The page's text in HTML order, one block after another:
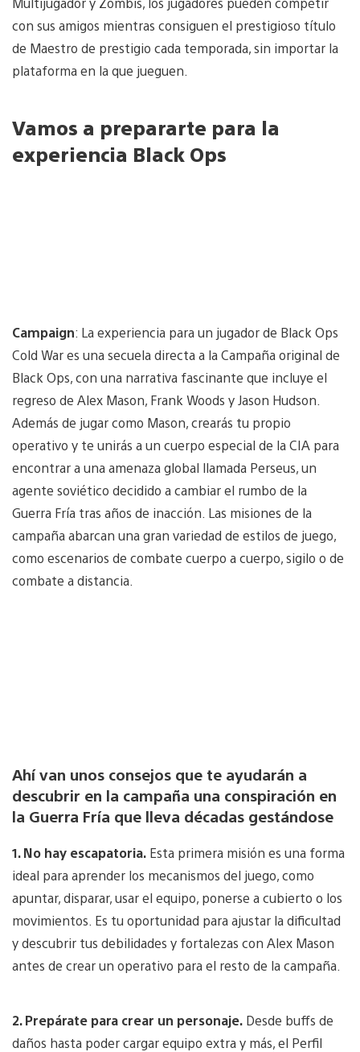
con sus amigos mientras consiguen el prestigioso título
de Maestro de prestigio cada temporada, sin importar la
plataforma en la que jueguen.
Vamos a prepararte para la
experiencia Black Ops
Campaign: La experiencia para un jugador de Black Ops
Cold War es una secuela directa a la Campaña original de
Black Ops, con una narrativa fascinante que incluye el
regreso de Alex Mason, Frank Woods y Jason Hudson.
Además de jugar como Mason, crearás tu propio
operativo y te unirás a un cuerpo especial de la CIA para
encontrar a una amenaza global llamada Perseus, un
agente soviético decidido a cambiar el rumbo de la
Guerra Fría tras años de inacción. Las misiones de la
campaña abarcan una gran variedad de estilos de juego,
como escenarios de combate cuerpo a cuerpo, sigilo o de
combate a distancia.
Ahí van unos consejos que te ayudarán a
descubrir en la campaña una conspiración en
la Guerra Fría que lleva décadas gestándose
1. No hay escapatoria. Esta primera misión es una forma
ideal para aprender los mecanismos del juego, como
apuntar, disparar, usar el equipo, ponerse a cubierto o los
movimientos. Es tu oportunidad para ajustar la dificultad
y descubrir tus debilidades y fortalezas con Alex Mason
antes de crear un operativo para el resto de la campaña.
2. Prepárate para crear un personaje. Desde buffs de
daños hasta poder cargar equipo extra y más, el Perfil